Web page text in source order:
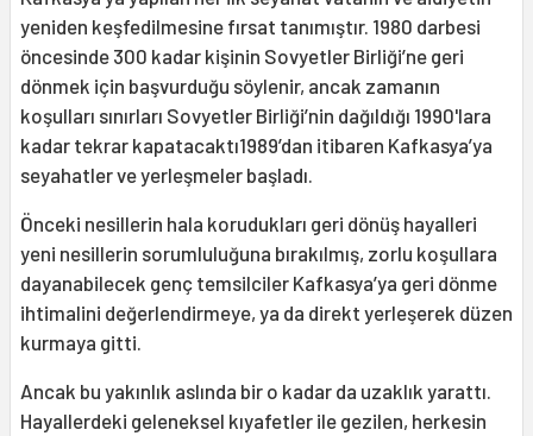
yeniden keşfedilmesine fırsat tanımıştır. 1980 darbesi
öncesinde 300 kadar kişinin Sovyetler Birliği’ne geri
dönmek için başvurduğu söylenir, ancak zamanın
koşulları sınırları Sovyetler Birliği’nin dağıldığı 1990'lara
kadar tekrar kapatacaktı1989’dan itibaren Kafkasya’ya
seyahatler ve yerleşmeler başladı.
Önceki nesillerin hala korudukları geri dönüş hayalleri
yeni nesillerin sorumluluğuna bırakılmış, zorlu koşullara
dayanabilecek genç temsilciler Kafkasya’ya geri dönme
ihtimalini değerlendirmeye, ya da direkt yerleşerek düzen
kurmaya gitti.
Ancak bu yakınlık aslında bir o kadar da uzaklık yarattı.
Hayallerdeki geleneksel kıyafetler ile gezilen, herkesin